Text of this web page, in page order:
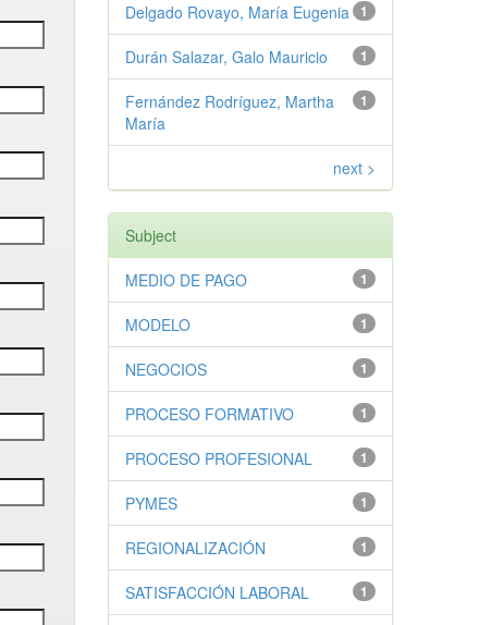
1
Delgado Rovayo, María Eugenia
1
Durán Salazar, Galo Mauricio
1
Fernández Rodríguez, Martha
María
next >
Subject
1
MEDIO DE PAGO
1
MODELO
1
NEGOCIOS
1
PROCESO FORMATIVO
1
PROCESO PROFESIONAL
1
PYMES
1
REGIONALIZACIÓN
1
SATISFACCIÓN LABORAL